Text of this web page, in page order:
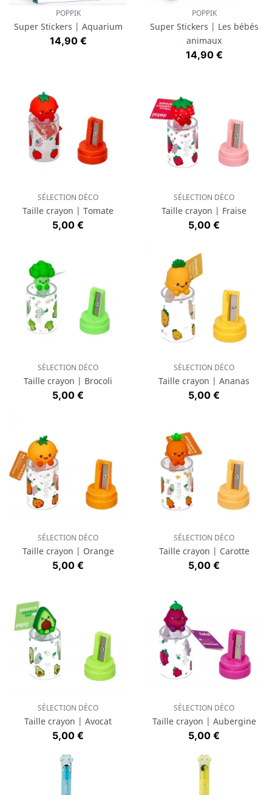
POPPIK
Super Stickers | Aquarium
Prix
14,90 €
POPPIK
Super Stickers | Les bébés
animaux
Prix
14,90 €
SÉLECTION DÉCO
Taille crayon | Tomate
Prix
5,00 €
SÉLECTION DÉCO
Taille crayon | Fraise
Prix
5,00 €
SÉLECTION DÉCO
Taille crayon | Brocoli
Prix
5,00 €
SÉLECTION DÉCO
Taille crayon | Ananas
Prix
5,00 €
SÉLECTION DÉCO
Taille crayon | Orange
Prix
5,00 €
SÉLECTION DÉCO
Taille crayon | Carotte
Prix
5,00 €
SÉLECTION DÉCO
Taille crayon | Avocat
Prix
5,00 €
SÉLECTION DÉCO
Taille crayon | Aubergine
Prix
5,00 €